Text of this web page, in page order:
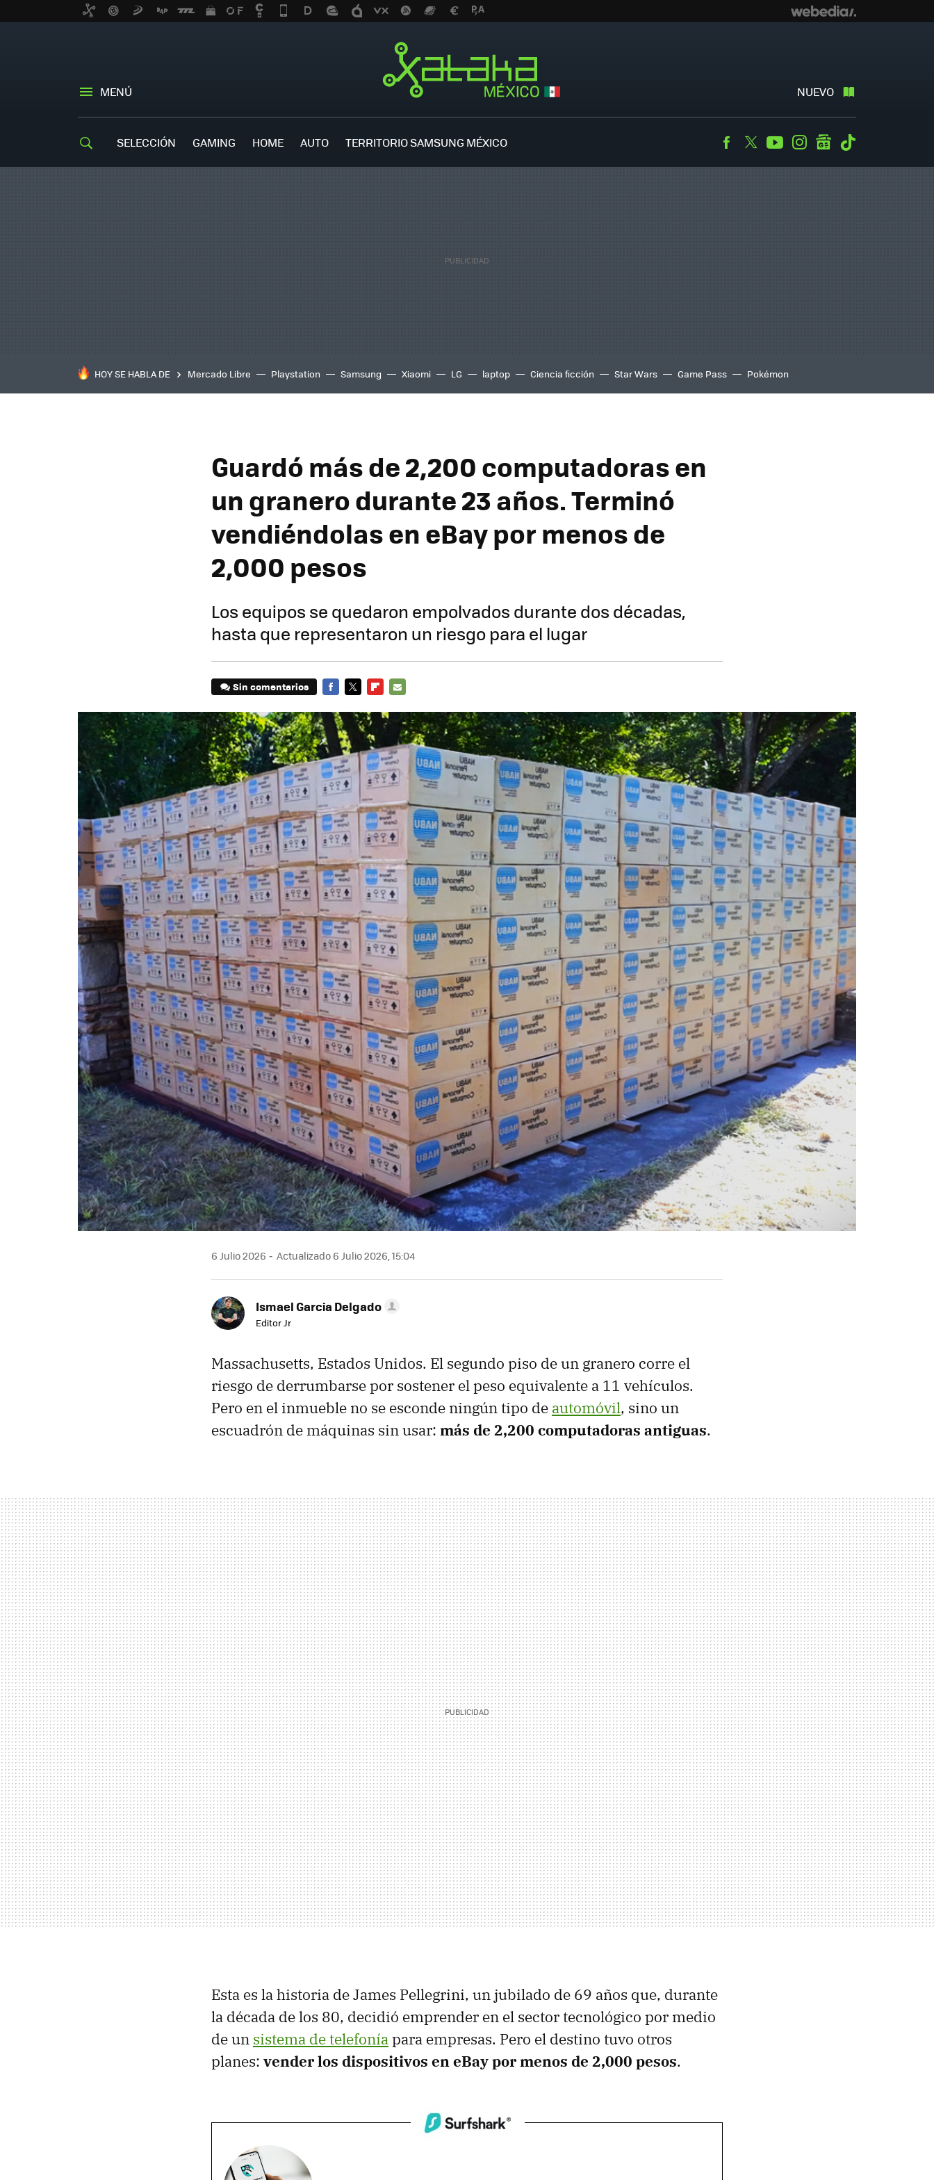
MENÚ NUEVO
SELECCIÓN GAMING HOME AUTO TERRITORIO SAMSUNG MÉXICO Facebook
TwitterYoutubeInstagramgooglenews
HOY SE HABLA DE Mercado Libre Playstation Samsung Xiaomi LG laptop Ciencia ficción Star Wars Game Pass Pokémon
Guardó más de 2,200 computadoras en
un granero durante 23 años. Terminó
vendiéndolas en eBay por menos de
2,000 pesos
Los equipos se quedaron empolvados durante dos décadas,
hasta que representaron un riesgo para el lugar
Sin comentarios
MAIL
6 Julio 2026 Actualizado 6 Julio 2026, 15:04
Ismael Garcia Delgado
Editor Jr
Massachusetts, Estados Unidos. El segundo piso de un granero corre el
riesgo de derrumbarse por sostener el peso equivalente a 11 vehículos.
Pero en el inmueble no se esconde ningún tipo de automóvil, sino un
escuadrón de máquinas sin usar: más de 2,200 computadoras antiguas.
Esta es la historia de James Pellegrini, un jubilado de 69 años que, durante
la década de los 80, decidió emprender en el sector tecnológico por medio
de un sistema de telefoníapara empresas. Pero el destino tuvo otros
planes: vender los dispositivos en eBay por menos de 2,000 pesos.